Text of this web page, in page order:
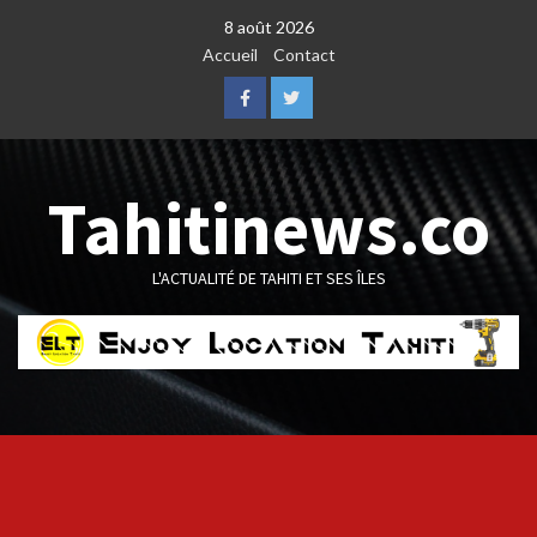
8 août 2026
Accueil
Contact
FacebookTwitter
Tahitinews.co
L'ACTUALITÉ DE TAHITI ET SES ÎLES